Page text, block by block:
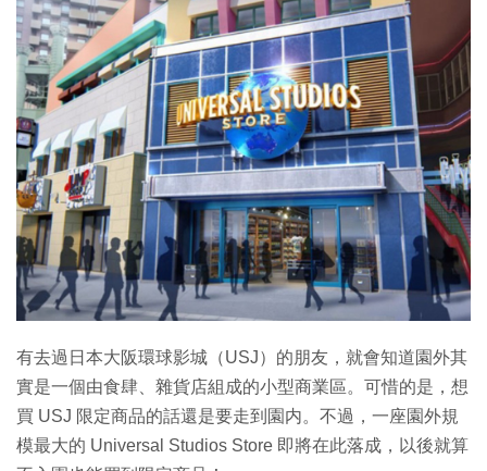
有去過日本大阪環球影城（USJ）的朋友，就會知道園外其
實是一個由食肆、雜貨店組成的小型商業區。可惜的是，想
買 USJ 限定商品的話還是要走到園内。不過，一座園外規
模最大的 Universal Studios Store 即將在此落成，以後就算